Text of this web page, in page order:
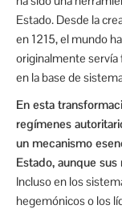
Estado. Desde la
en 1215, el mundo
originalmente
en la base de
En esta
regímenes
un mecanismo
Estado, aunque
Incluso en los
hegemónicos o los